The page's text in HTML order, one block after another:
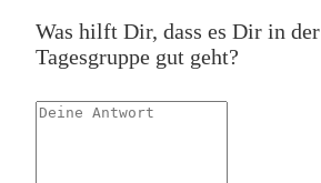
Was hilft Dir, dass es Dir in der
Tagesgruppe gut geht?